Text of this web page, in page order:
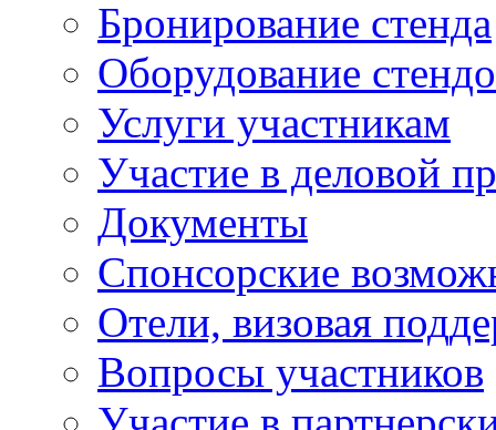
Бронирование стенда
Оборудование
Услуги участникам
Участие в деловой
Документы
Спонсорские
Отели, визовая
Вопросы участников